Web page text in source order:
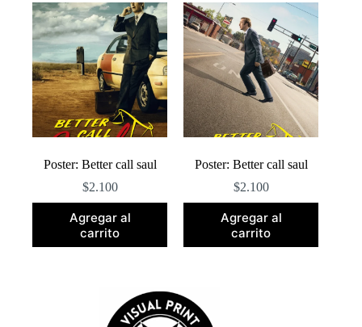
Poster: Better call saul
$2.100
Agregar al
carrito
Poster: Better call saul
$2.100
Agregar al
carrito